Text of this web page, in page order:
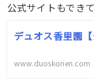
公式サイトもでき
デュオス香里園
www.duoskorien.com